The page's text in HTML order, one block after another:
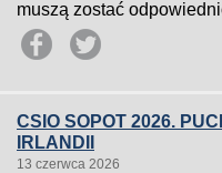
muszą zostać
CSIO SOPOT 2026.
IRLANDII
13 czerwca 2026